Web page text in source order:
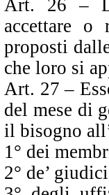
Art. 26 –
accettare o
proposti
che loro si
Art. 27 –
del mese di
il bisogno
1° dei
2° de’